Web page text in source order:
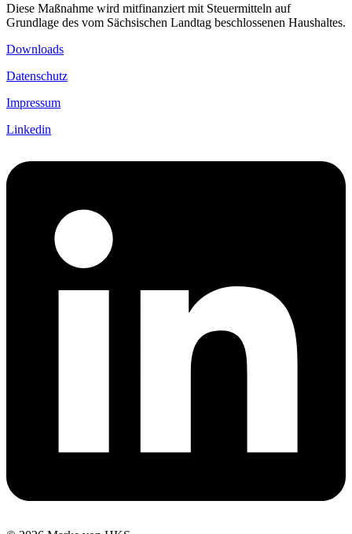
Diese Maßnahme wird mitfinanziert mit Steuermitteln auf
Grundlage des vom Sächsischen Landtag beschlossenen Haushaltes.
Downloads
Datenschutz
Impressum
Linkedin